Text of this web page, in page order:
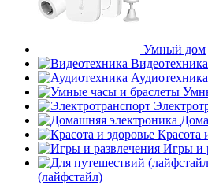
Умный дом
Видеотехника
Аудиотехника
Красота
Игры и
(лайфстайл)